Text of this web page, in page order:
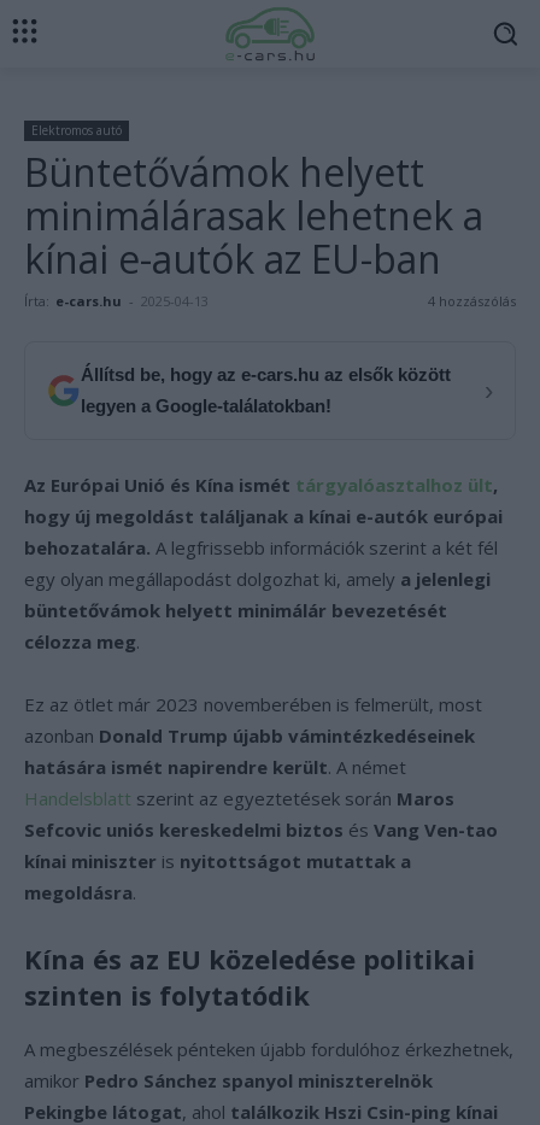
Elektromos autó
Büntetővámok helyett
minimálárasak lehetnek a
kínai e-autók az EU-ban
Írta: e-cars.hu - 2025-04-13 4 hozzászólás
Állítsd be, hogy az e-cars.hu az elsők között
legyen a Google-találatokban!
›
Az Európai Unió és Kína ismét tárgyalóasztalhoz ült,
hogy új megoldást találjanak a kínai e-autók európai
behozatalára. A legfrissebb információk szerint a két fél
egy olyan megállapodást dolgozhat ki, amely a jelenlegi
büntetővámok helyett minimálár bevezetését
célozza meg.
Ez az ötlet már 2023 novemberében is felmerült, most
azonban Donald Trump újabb vámintézkedéseinek
hatására ismét napirendre került. A német
Handelsblatt szerint az egyeztetések során Maros
Sefcovic uniós kereskedelmi biztos és Vang Ven-tao
kínai miniszter is nyitottságot mutattak a
megoldásra.
Kína és az EU közeledése politikai
szinten is folytatódik
A megbeszélések pénteken újabb fordulóhoz érkezhetnek,
amikor Pedro Sánchez spanyol miniszterelnök
Pekingbe látogat, ahol találkozik Hszi Csin-ping kínai